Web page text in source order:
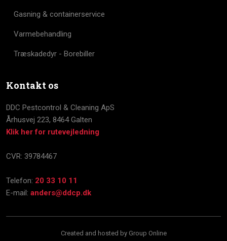
Gasning & containerservice
Varmebehandling
Træskadedyr - Borebiller
Kontakt os
DDC Pestcontrol & Cleaning ApS
​Århusvej 223, 8464 Galten
Klik her for rutevejledning
CVR: 39784467
Telefon: 20 33 10 11
E-mail: anders@ddcp.dk
Created and hosted by Group Online